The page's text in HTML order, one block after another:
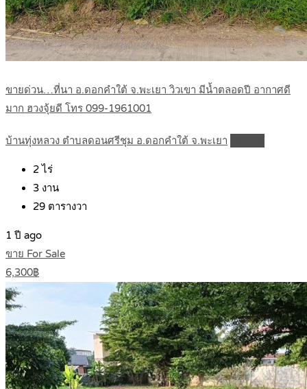
ขายด่วน…ที่นา อ.ดอกคำใต้ จ.พะเยา วิวเขา มีน้ำตลอดปี อากาศดี
มาก ฮวงจุ้ยดี โทร 099-1961001
บ้านทุ่งหลวง ตำบลดอนศรีชุม อ.ดอกคำใต้ จ.พะเยา
2ไร่
3 งาน
29 ตารางวา
1 ปี ago
ขาย For Sale
6,300฿